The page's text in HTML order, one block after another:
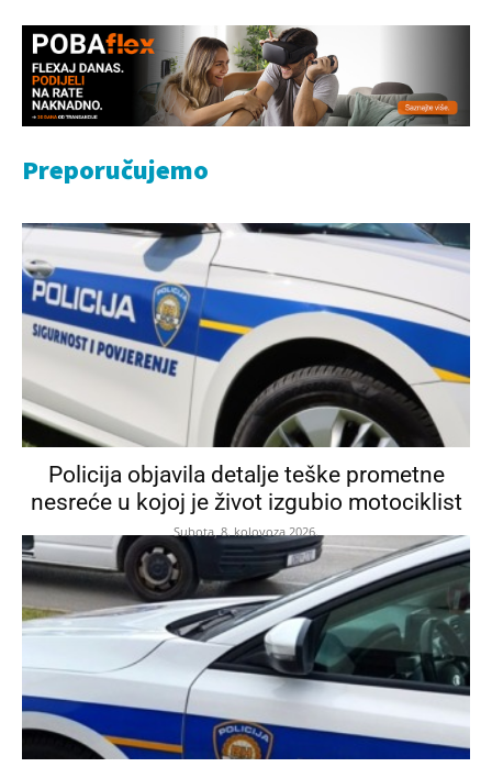
Preporučujemo
Policija objavila detalje teške prometne
nesreće u kojoj je život izgubio motociklist
Subota, 8. kolovoza 2026.